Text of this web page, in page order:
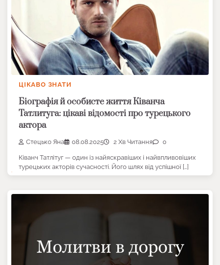
ЦІКАВО ЗНАТИ
Біографія й особисте життя Ківанча
Татлитуга: цікаві відомості про турецького
актора
Стецько Яна 08.08.2025 2 Хв Читання 0
Ківанч Татлітуг — один із найяскравіших і найвпливовіших
турецьких акторів сучасності. Його шлях від успішної […]